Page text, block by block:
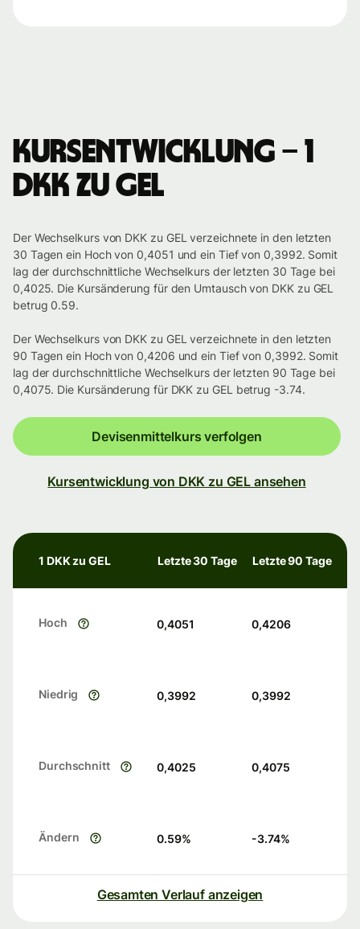
Kursentwicklung – 1
DKK zu GEL
Der Wechselkurs von DKK zu GEL verzeichnete in den letzten
30 Tagen ein Hoch von 0,4051 und ein Tief von 0,3992. Somit
lag der durchschnittliche Wechselkurs der letzten 30 Tage bei
0,4025. Die Kursänderung für den Umtausch von DKK zu GEL
betrug 0.59.
Der Wechselkurs von DKK zu GEL verzeichnete in den letzten
90 Tagen ein Hoch von 0,4206 und ein Tief von 0,3992. Somit
lag der durchschnittliche Wechselkurs der letzten 90 Tage bei
0,4075. Die Kursänderung für DKK zu GEL betrug -3.74.
Devisenmittelkurs verfolgen
Kursentwicklung von DKK zu GEL ansehen
1 DKK zu GEL Letzte 30 Tage Letzte 90 Tage
Hoch 0,4051 0,4206
Niedrig 0,3992 0,3992
Durchschnitt 0,4025 0,4075
Ändern 0.59% -3.74%
Gesamten Verlauf anzeigen